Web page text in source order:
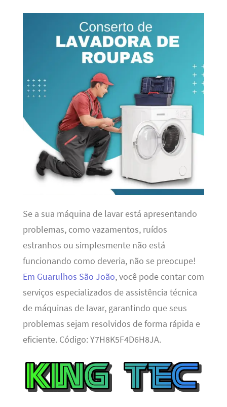
Se a sua máquina de lavar está apresentando
problemas, como vazamentos, ruídos
estranhos ou simplesmente não está
funcionando como deveria, não se preocupe!
Em Guarulhos São João, você pode contar com
serviços especializados de assistência técnica
de máquinas de lavar, garantindo que seus
problemas sejam resolvidos de forma rápida e
eficiente. Código: Y7H8K5F4D6H8JA.